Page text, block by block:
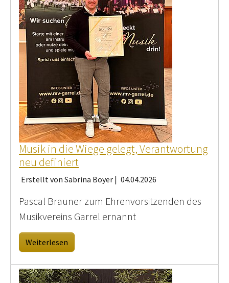
Musik in die Wiege gelegt, Verantwortung
neu definiert
Erstellt von Sabrina Boyer | 04.04.2026
Pascal Brauner zum Ehrenvorsitzenden des
Musikvereins Garrel ernannt
Weiterlesen